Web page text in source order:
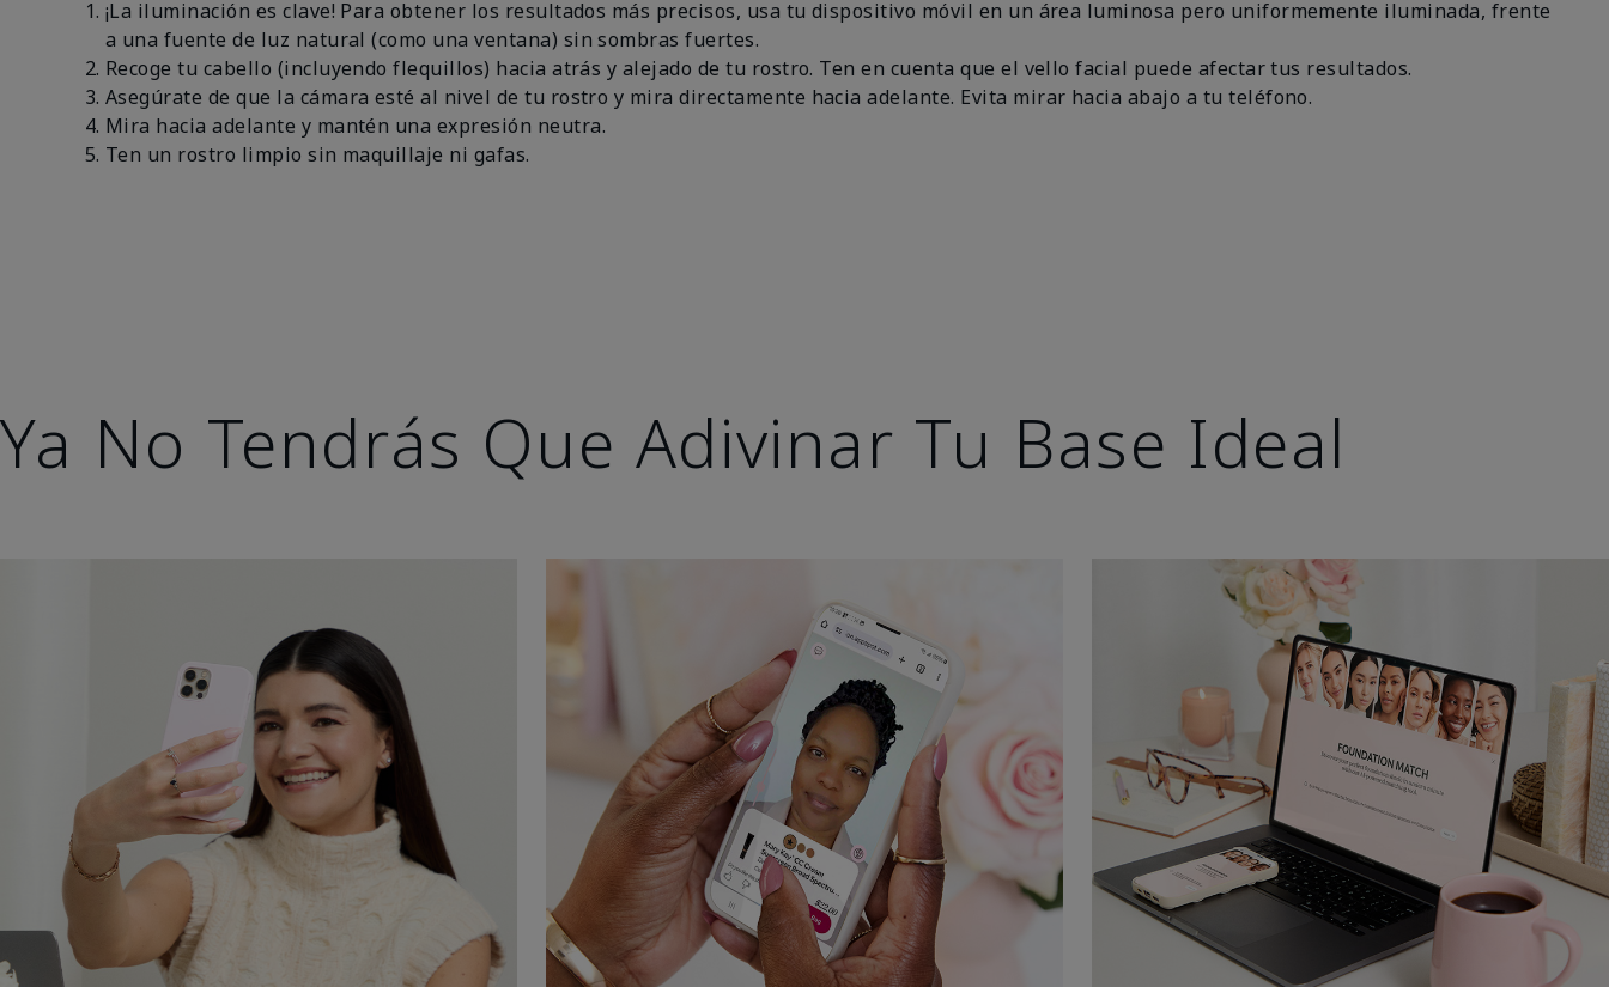
¡La iluminación es clave! Para obtener los resultados más precisos, usa tu dispositivo móvil en un área luminosa pero uniformemente iluminada, frente
a una fuente de luz natural (como una ventana) sin sombras fuertes.
Recoge tu cabello (incluyendo flequillos) hacia atrás y alejado de tu rostro. Ten en cuenta que el vello facial puede afectar tus resultados.
Asegúrate de que la cámara esté al nivel de tu rostro y mira directamente hacia adelante. Evita mirar hacia abajo a tu teléfono.
Mira hacia adelante y mantén una expresión neutra.
Ten un rostro limpio sin maquillaje ni gafas.
Ya No Tendrás Que Adivinar Tu Base Ideal